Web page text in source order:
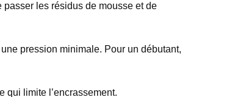
les résidus de mousse et de
pression minimale. Pour un débutant,
qui limite l’encrassement.